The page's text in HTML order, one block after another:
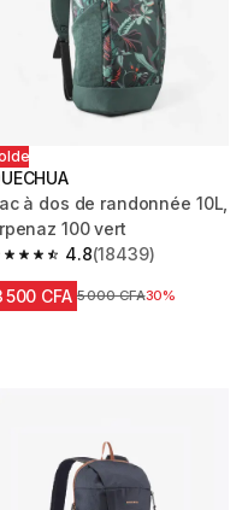
à dos de randonnée 10L,
100 vert
4.8
out of 5 stars from 18439
(18439)
500 CFA Prix avant réduction
5 000 CFA30%